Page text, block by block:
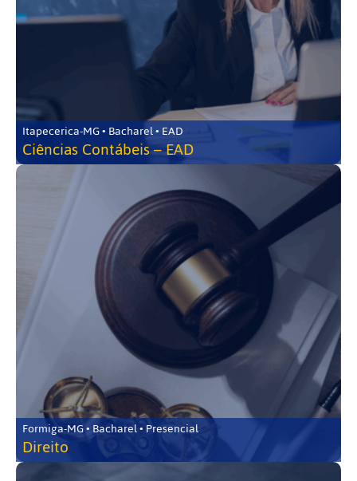
Itapecerica-MG • Bacharel • EAD
Ciências Contábeis – EAD
Formiga-MG • Bacharel • Presencial
Direito